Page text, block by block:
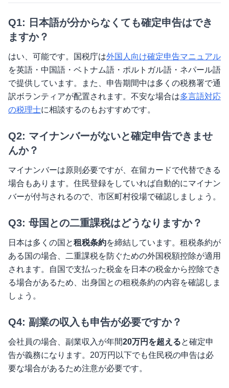
Q1: 日本語が分からなくても確定申告はでき
ますか？
はい、可能です。国税庁は外国人向け確定申告マニュアル
を英語・中国語・ベトナム語・ポルトガル語・ネパール語
で提供しています。また、申告期間中は多くの税務署で通
訳ボランティアが配置されます。不安な場合は多言語対応
の税理士に相談するのもおすすめです。
Q2: マイナンバーがないと確定申告できませ
んか？
マイナンバーは原則必要ですが、在留カードで代替できる
場合もあります。住民登録をしていれば自動的にマイナン
バーが付与されるので、市区町村役場で確認しましょう。
Q3: 母国との二重課税はどうなりますか？
日本は多くの国と租税条約を締結しています。租税条約が
ある国の場合、二重課税を防ぐための外国税額控除が適用
されます。自国で支払った税金を日本の税金から控除でき
る場合があるため、出身国との租税条約の内容を確認しま
しょう。
Q4: 副業の収入も申告が必要ですか？
会社員の場合、副業収入が年間20万円を超えると確定申
告が義務になります。20万円以下でも住民税の申告は必
要な場合があるため注意が必要です。